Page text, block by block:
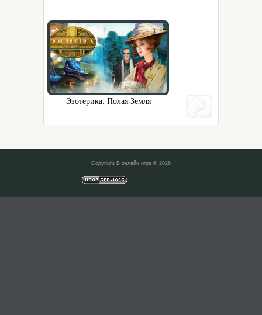
Эзотерика. Полая Земля
Copyright В онлайн игре © 2026